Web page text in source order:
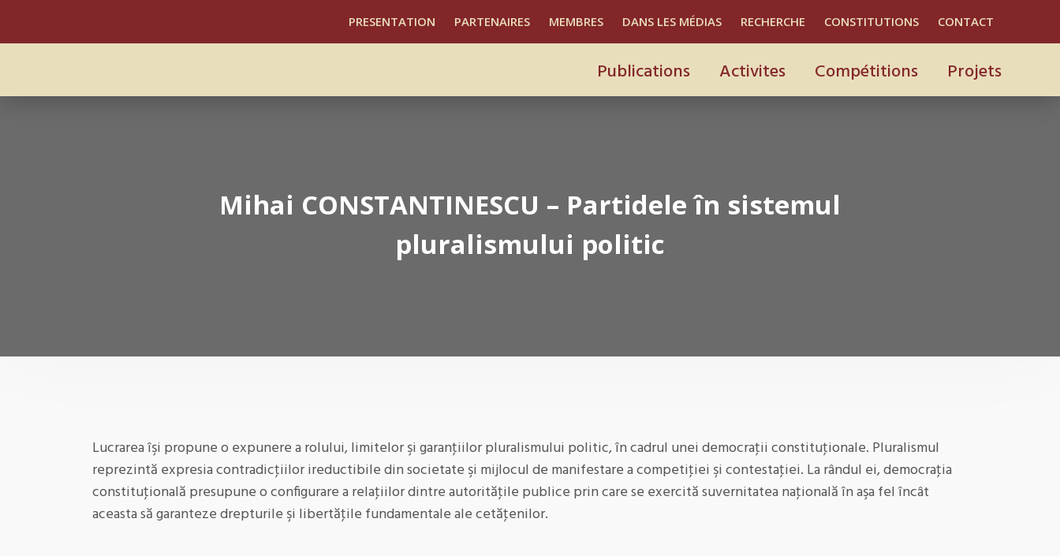
PRESENTATION PARTENAIRES MEMBRES DANS LES MÉDIAS RECHERCHE CONSTITUTIONS CONTACT
Publications Activites Compétitions Projets
Mihai CONSTANTINESCU – Partidele în sistemul
pluralismului politic
Lucrarea îşi propune o expunere a rolului, limitelor şi garanţiilor pluralismului politic, în cadrul unei democraţii constituţionale. Pluralismul
reprezintă expresia contradicţiilor ireductibile din societate şi mijlocul de manifestare a competiţiei şi contestaţiei. La rândul ei, democraţia
constituţională presupune o configurare a relaţiilor dintre autorităţile publice prin care se exercită suvernitatea naţională în aşa fel încât
aceasta să garanteze drepturile şi libertăţile fundamentale ale cetăţenilor.